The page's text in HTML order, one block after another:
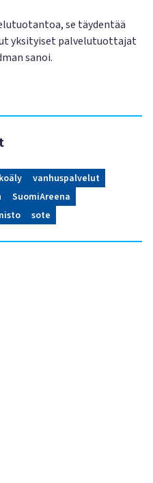
se täydentää
yksityiset palvelutuottajat
sanoi.
vanhuspalvelut
SuomiAreena
sote